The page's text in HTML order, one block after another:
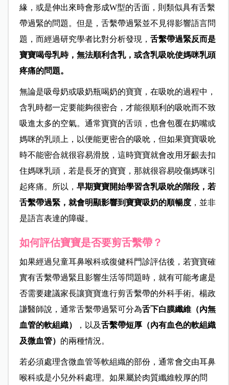
緣，或是伸出來時會形成W型的舌面，則類似具有舌繫
帶過緊的問題。但是，舌繫帶過緊並不見得影響語言問
題，而經過研究學者比對分析發現， 舌繫帶過緊反而是
寶寶喝母乳時，無法順利含乳，或含乳吸吮使媽咪乳頭
疼痛的問題。
無論是吸母奶或吸奶瓶喝奶的寶寶，在吸吮的過程中，
含乳時都一定要能夠很密合，才能很順利的吸吮而不致
吸進太多的空氣。通常寶寶的舌頭，也會包覆在奶嘴或
媽咪的乳頭上，以便能更密合的吸吮，但如果寶寶吸吮
時不能密合就很容易滑脫，這時寶寶就會改用牙齦去扣
住媽咪乳頭，若是長牙的寶寶，那就很容易咬傷媽咪引
起疼痛。所以， 早期寶寶開始學習含乳吸吮的階段，若
舌繫帶過緊，就會明顯影響到寶寶吸奶的順暢度，並非
是語言表達的障礙。
如何評估寶寶是否要剪舌繫帶？
如果經過兒童耳鼻喉科或復健科門診評估後，若寶寶確
實有舌繫帶過緊且影響生活等問題時，就有可能考慮是
否需要建議家長讓寶寶進行剪舌繫帶的外科手術。楊政
謙醫師說，通常舌繫帶過緊可分為舌下白膜纖維（內無
血管的軟組織）
，以及舌繫帶短厚（內有血色的軟組織
及微血管） 的兩種情況。
若必須處理含微血管等軟組織的部份，通常會交由耳鼻
喉科或是小兒外科處理。如果屬於肉質纖維較厚的問